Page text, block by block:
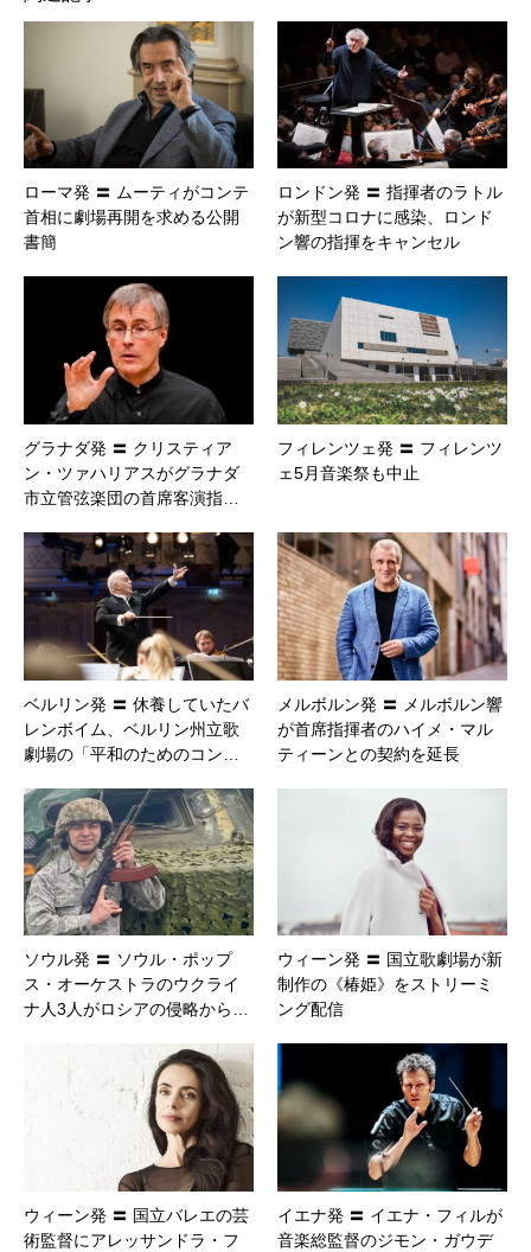
ローマ発 〓 ムーティがコンテ
首相に劇場再開を求める公開
書簡
ロンドン発 〓 指揮者のラトル
が新型コロナに感染、ロンド
ン響の指揮をキャンセル
グラナダ発 〓 クリスティア
ン・ツァハリアスがグラナダ
市立管弦楽団の首席客演指…
フィレンツェ発 〓 フィレンツ
ェ5月音楽祭も中止
ベルリン発 〓 休養していたバ
レンボイム、ベルリン州立歌
劇場の「平和のためのコン…
メルボルン発 〓 メルボルン響
が首席指揮者のハイメ・マル
ティーンとの契約を延長
ソウル発 〓 ソウル・ポップ
ス・オーケストラのウクライ
ナ人3人がロシアの侵略から…
ウィーン発 〓 国立歌劇場が新
制作の《椿姫》をストリーミ
ング配信
ウィーン発 〓 国立バレエの芸
術監督にアレッサンドラ・フ
イエナ発 〓 イエナ・フィルが
音楽総監督のジモン・ガウデ